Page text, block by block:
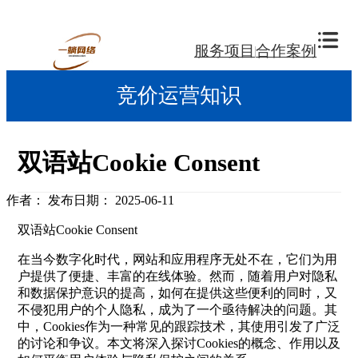
服务项目 合作案例
竞价运营知识
双语站Cookie Consent
作者： 发布日期： 2025-06-11
双语站Cookie Consent
在当今数字化时代，网站和应用程序无处不在，它们为用
户提供了便捷、丰富的在线体验。然而，随着用户对隐私
和数据保护意识的提高，如何在提供这些便利的同时，又
不侵犯用户的个人隐私，成为了一个亟待解决的问题。其
中，Cookies作为一种常见的跟踪技术，其使用引发了广泛
的讨论和争议。本文将深入探讨Cookies的概念、作用以及